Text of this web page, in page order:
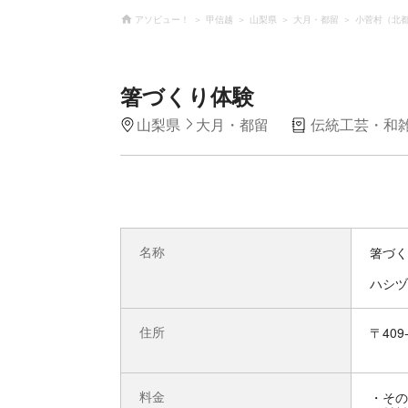
アソビュー！ 甲信越 山梨県 大月・都留 小菅村（北
箸づくり体験
山梨県 大月・都留 伝統工芸・和
名称
箸づ
ハシ
住所 〒
料金
・そ